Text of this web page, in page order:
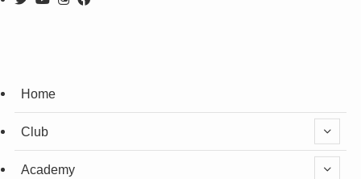
Home
Club
Academy